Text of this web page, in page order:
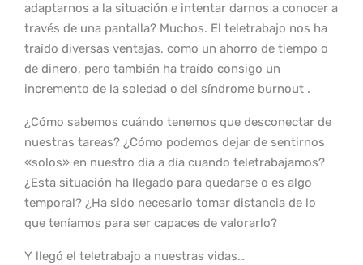
adaptarnos a la situación e intentar darnos a conocer a
través de una pantalla? Muchos. El teletrabajo nos ha
traído diversas ventajas, como un ahorro de tiempo o
de dinero, pero también ha traído consigo un
incremento de la soledad o del síndrome burnout .
¿Cómo sabemos cuándo tenemos que desconectar de
nuestras tareas? ¿Cómo podemos dejar de sentirnos
«solos» en nuestro día a día cuando teletrabajamos?
¿Esta situación ha llegado para quedarse o es algo
temporal? ¿Ha sido necesario tomar distancia de lo
que teníamos para ser capaces de valorarlo?
Y llegó el teletrabajo a nuestras vidas…